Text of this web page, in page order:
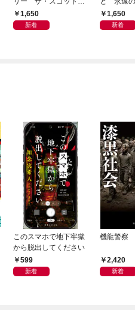
フィッツジェラルド・
ブック
1,650
新着
1,650
新着
このスマホで地下牢獄
から脱出してください
599
新着
機龍警察
2,420
新着